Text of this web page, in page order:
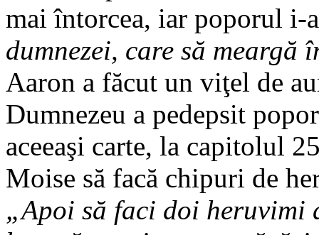
mai întorcea, iar poporul
dumnezei, care să
Aaron a făcut un viţel de
Dumnezeu a pedepsit
aceeaşi carte, la capitolul
Moise să facă chipuri de
„Apoi să faci doi